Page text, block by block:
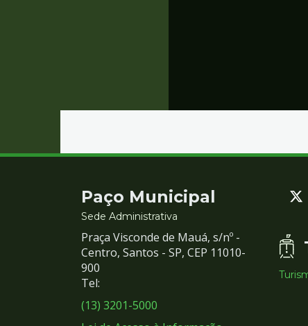
Contato
e
Redes
Sociais
Paço Municipal
Sede Administrativa
Praça Visconde de Mauá, s/nº -
Centro, Santos - SP, CEP 11010-
900
Tel:
(13) 3201-5000